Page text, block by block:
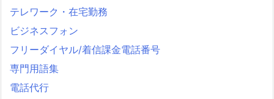
テレワーク・在宅勤務
ビジネスフォン
フリーダイヤル/着信課金電話番号
専門用語集
電話代行